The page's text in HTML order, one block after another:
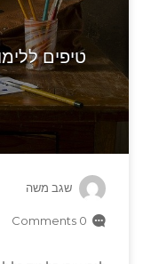
טיפים
שגב משה
0 Comments